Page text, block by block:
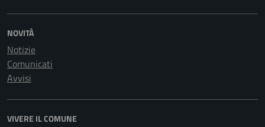
NOVITÀ
Notizie
Comunicati
Avvisi
VIVERE IL COMUNE